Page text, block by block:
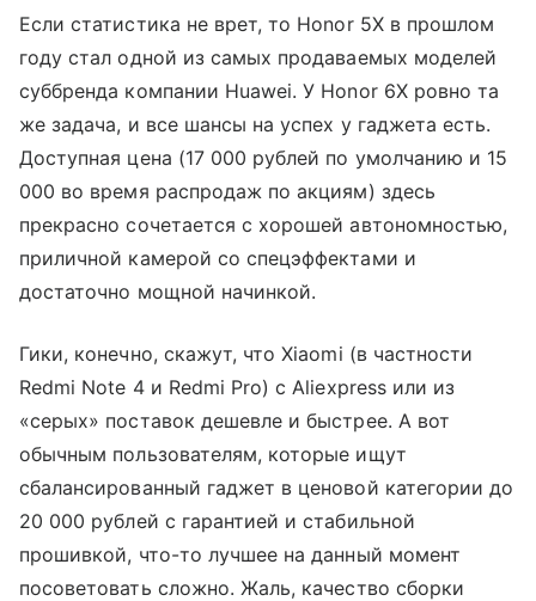
Если статистика не врет, то Honor 5X в прошлом
году стал одной из самых продаваемых моделей
суббренда компании Huawei. У Honor 6X ровно та
же задача, и все шансы на успех у гаджета есть.
Доступная цена (17 000 рублей по умолчанию и 15
000 во время распродаж по акциям) здесь
прекрасно сочетается с хорошей автономностью,
приличной камерой со спецэффектами и
достаточно мощной начинкой.
Гики, конечно, скажут, что Xiaomi (в частности
Redmi Note 4 и Redmi Pro) с Aliexpress или из
«серых» поставок дешевле и быстрее. А вот
обычным пользователям, которые ищут
сбалансированный гаджет в ценовой категории до
20 000 рублей с гарантией и стабильной
прошивкой, что-то лучшее на данный момент
посоветовать сложно. Жаль, качество сборки